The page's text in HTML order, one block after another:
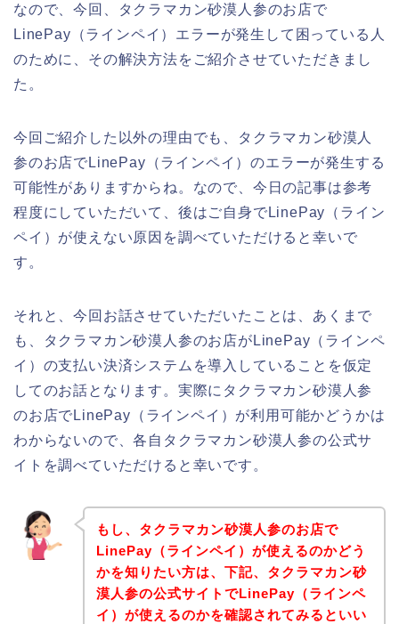
なので、今回、タクラマカン砂漠人参のお店で
LinePay（ラインペイ）エラーが発生して困っている人
のために、その解決方法をご紹介させていただきまし
た。
今回ご紹介した以外の理由でも、タクラマカン砂漠人
参のお店でLinePay（ラインペイ）のエラーが発生する
可能性がありますからね。なので、今日の記事は参考
程度にしていただいて、後はご自身でLinePay（ライン
ペイ）が使えない原因を調べていただけると幸いで
す。
それと、今回お話させていただいたことは、あくまで
も、タクラマカン砂漠人参のお店がLinePay（ラインペ
イ）の支払い決済システムを導入していることを仮定
してのお話となります。実際にタクラマカン砂漠人参
のお店でLinePay（ラインペイ）が利用可能かどうかは
わからないので、各自タクラマカン砂漠人参の公式サ
イトを調べていただけると幸いです。
もし、タクラマカン砂漠人参のお店で
LinePay（ラインペイ）が使えるのかどう
かを知りたい方は、下記、タクラマカン砂
漠人参の公式サイトでLinePay（ラインペ
イ）が使えるのかを確認されてみるといい